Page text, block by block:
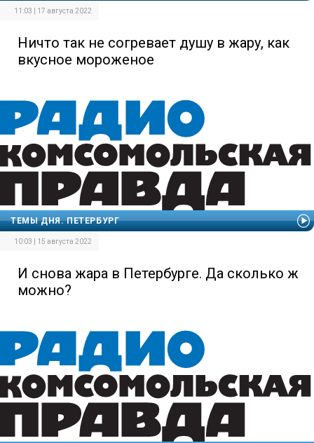
11:03 | 17 августа 2022
Ничто так не согревает душу в жару, как
вкусное мороженое
ТЕМЫ ДНЯ. ПЕТЕРБУРГ
10:03 | 15 августа 2022
И снова жара в Петербурге. Да сколько ж
можно?